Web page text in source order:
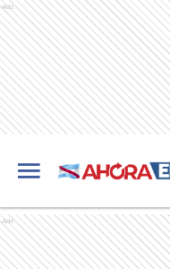
Ads
Ads